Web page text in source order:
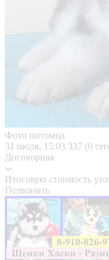
Фото питомца
31 июля, 15:03 337 (0
Договорная
Итоговую стоимость
Позвонить